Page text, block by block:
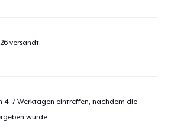
versandt.
4–7 Werktagen eintreffen, nachdem die
wurde.